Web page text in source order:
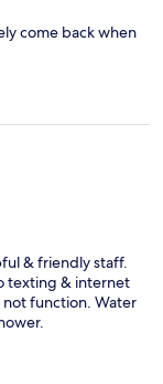
come back when
& friendly staff.
texting & internet
not function. Water